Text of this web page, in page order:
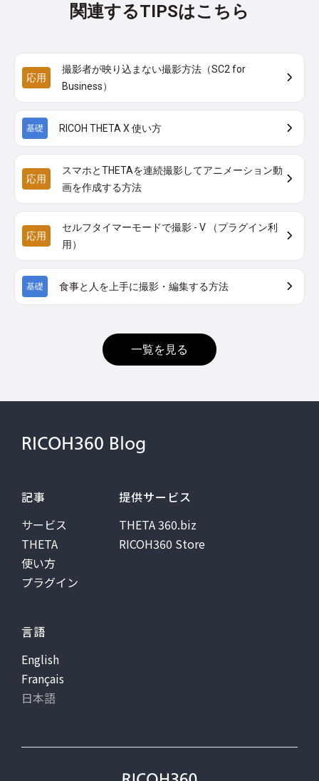
関連するTIPSはこちら
応用
撮影者が映り込まない撮影方法（SC2 for
Business）
基礎 RICOH THETA X 使い方
応用
スマホとTHETAを連続撮影してアニメーション動
画を作成する方法
応用
セルフタイマーモードで撮影 - V （プラグイン利
用）
基礎 食事と人を上手に撮影・編集する方法
一覧を見る
RICOH360 Blog
記事
サービス
THETA
使い方
プラグイン
提供サービス
THETA 360.biz
RICOH360 Store
言語
English
Français
日本語